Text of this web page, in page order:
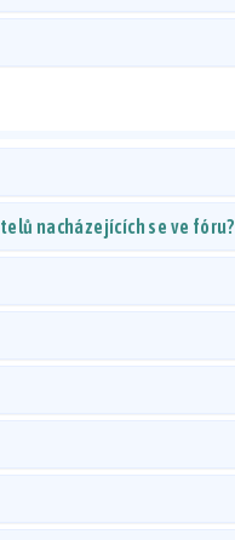
nacházejících se ve fóru?